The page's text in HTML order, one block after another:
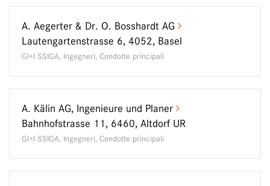
A. Aegerter & Dr. O. Bosshardt AG
Lautengartenstrasse 6, 4052, Basel
GI+I SSIGA, Ingegneri, Condotte principali
A. Kälin AG, Ingenieure und Planer
Bahnhofstrasse 11, 6460, Altdorf UR
GI+I SSIGA, Ingegneri, Condotte principali